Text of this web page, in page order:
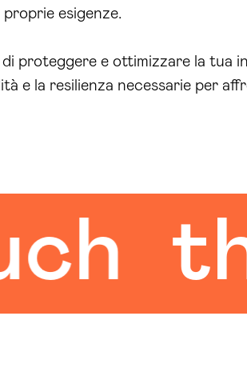
esigenze.
proteggere e ottimizzare la tua
e la resilienza necessarie per
the